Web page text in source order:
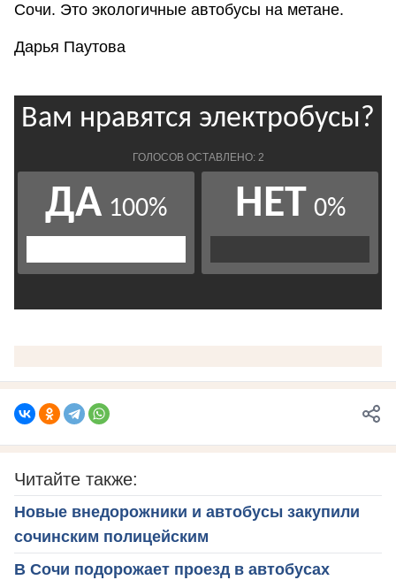
Сочи. Это экологичные автобусы на метане.
Дарья Паутова
Читайте также:
Новые внедорожники и автобусы закупили
сочинским полицейским
В Сочи подорожает проезд в автобусах